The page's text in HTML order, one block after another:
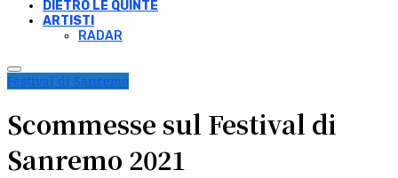
DIETRO LE QUINTE
ARTISTI
RADAR
Festival di Sanremo
Scommesse sul Festival di
Sanremo 2021